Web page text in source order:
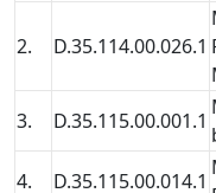
2. D.35.114.00.026.1
3.
D.35.115.00.001.1
4.
D.35.115.00.014.1